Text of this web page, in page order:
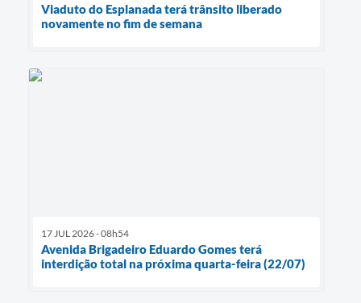
Viaduto do Esplanada terá trânsito liberado
novamente no fim de semana
17 JUL 2026 - 08h54
Avenida Brigadeiro Eduardo Gomes terá
interdição total na próxima quarta-feira (22/07)